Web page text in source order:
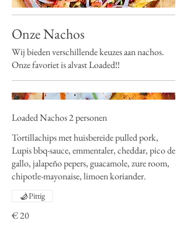
Onze Nachos
Wij bieden verschillende keuzes aan nachos.
Onze favoriet is alvast Loaded!!
Loaded Nachos 2 personen
Tortillachips met huisbereide pulled pork,
Lupis bbq-sauce, emmentaler, cheddar, pico de
gallo, jalapeño pepers, guacamole, zure room,
chipotle-mayonaise, limoen koriander.
€ 20
Pittig